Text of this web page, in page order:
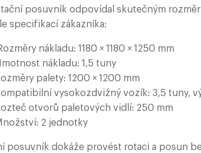
posuvník odpovídal skutečným
specifikací zákazníka:
nákladu: 1180 × 1180 × 1250 mm
nákladu: 1,5 tuny
palety: 1200 × 1200 mm
vysokozdvižný vozík: 3,5 tuny,
otvorů paletových vidlí: 250 mm
2 jednotky
posuvník dokáže provést rotaci a posun